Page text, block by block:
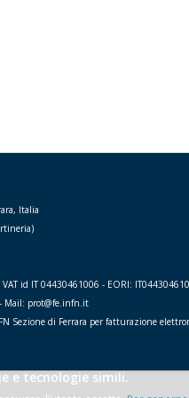
Italia
id IT 04430461006 - EORI:
Mail: prot@fe.infn.it
Sezione di Ferrara per fatturazione
e tecnologie simili.